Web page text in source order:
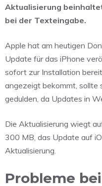
Aktualisierung
bei der Texteingabe.
Apple hat am heutigen
Update für das iPhone
sofort zur Installation
angezeigt bekommt, sollte
gedulden, da Updates in
Die Aktualisierung wiegt
300 MB, das Update auf
Aktualisierung.
Probleme